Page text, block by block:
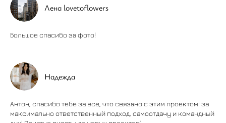
Лена lovetoflowers
Большое спасибо за фото!
Надежда
Антон, спасибо тебе за все, что связано с этим проектом: за
максимально ответственный подход, самоотдачу и командный